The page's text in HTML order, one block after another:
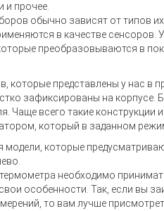
и прочее.
обычно зависят от типов
в качестве
преобразовываются в
которые представлены у нас в
зафиксированы на
Чаще всего такие
который в заданном
модели, которые
необходимо
особенности. Так, если вы
то вам лучше